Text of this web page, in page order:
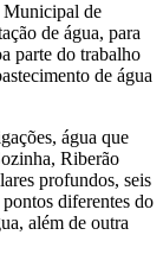
Municipal de
de água, para
parte do trabalho
de água
água que
Riberão
profundos, seis
pontos diferentes do
além de outra